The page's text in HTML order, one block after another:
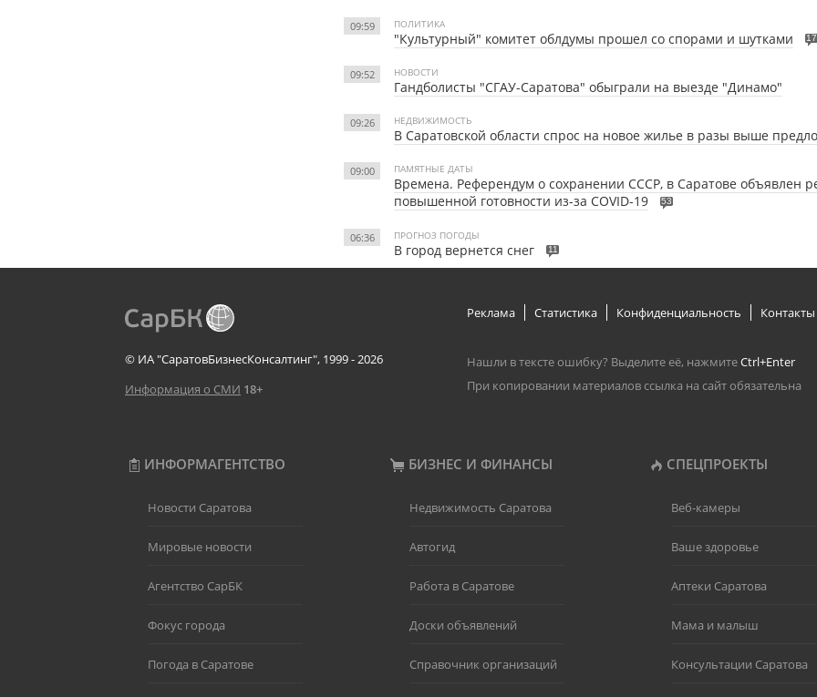
09:59 ПОЛИТИКА
"Культурный" комитет облдумы прошел со спорами и шутками 17
09:52 НОВОСТИ
Гандболисты "СГАУ-Саратова" обыграли на выезде "Динамо"
09:26 НЕДВИЖИМОСТЬ
В Саратовской области спрос на новое жилье в разы выше
09:00 ПАМЯТНЫЕ ДАТЫ
Времена. Референдум о сохранении СССР, в Саратове объявлен
повышенной готовности из-за COVID-19
53
06:36 ПРОГНОЗ ПОГОДЫ
В город вернется снег 11
© ИА "СаратовБизнесКонсалтинг", 1999 - 2026
Информация о СМИ 18+
Реклама Статистика Конфиденциальность Контакты
Нашли в тексте ошибку? Выделите её, нажмитеCtrl+Enter
При копировании материалов ссылка на сайт обязательна
ИНФОРМАГЕНТСТВО БИЗНЕС И ФИНАНСЫ СПЕЦПРОЕКТЫ
Новости Саратова
Мировые новости
Агентство СарБК
Фокус города
Погода в Саратове
Недвижимость Саратова
Автогид
Работа в Саратове
Доски объявлений
Справочник организаций
Веб-камеры
Ваше здоровье
Аптеки Саратова
Мама и малыш
Консультации Саратова